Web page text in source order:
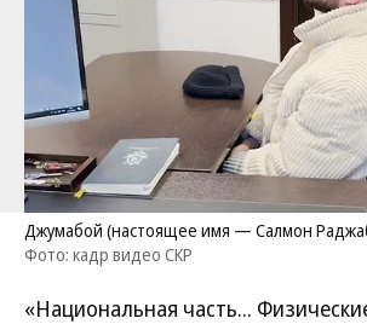
Джумабой (настоящее имя — Салмон
Фото: кадр видео СКР
«Национальная часть...